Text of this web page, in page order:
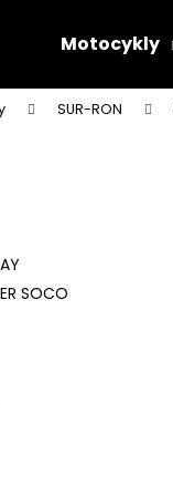
Motocykly
SUR-RON
SOCO